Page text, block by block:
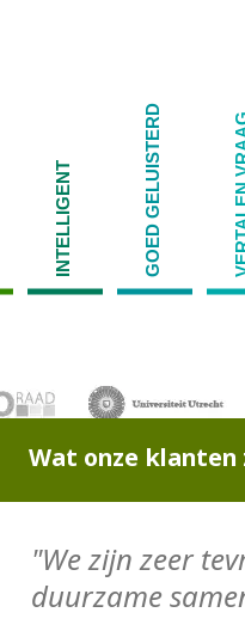
INTELLIGENT GOED GELUISTERD
Wat onze klanten
"We zijn zeer
duurzame